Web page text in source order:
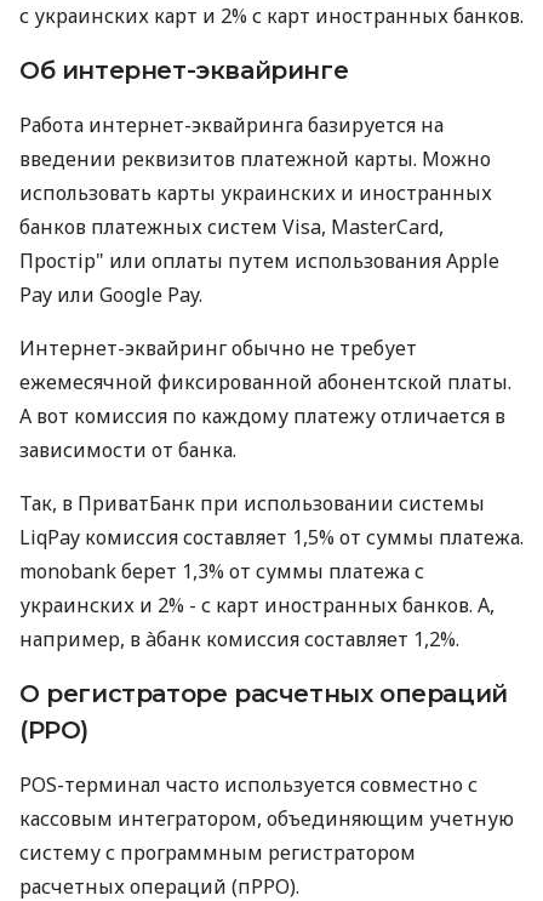
с украинских карт и 2% с карт иностранных банков.
Об интернет-эквайринге
Работа интернет-эквайринга базируется на
введении реквизитов платежной карты. Можно
использовать карты украинских и иностранных
банков платежных систем Visa, MasterCard,
Простір" или оплаты путем использования Apple
Pay или Google Pay.
Интернет-эквайринг обычно не требует
ежемесячной фиксированной абонентской платы.
А вот комиссия по каждому платежу отличается в
зависимости от банка.
Так, в ПриватБанк при использовании системы
LiqPay комиссия составляет 1,5% от суммы платежа.
monobank берет 1,3% от суммы платежа с
украинских и 2% - с карт иностранных банков. А,
например, в àбанк комиссия составляет 1,2%.
О регистраторе расчетных операций
(РРО)
POS-терминал часто используется совместно с
кассовым интегратором, объединяющим учетную
систему с программным регистратором
расчетных операций (пРРО).